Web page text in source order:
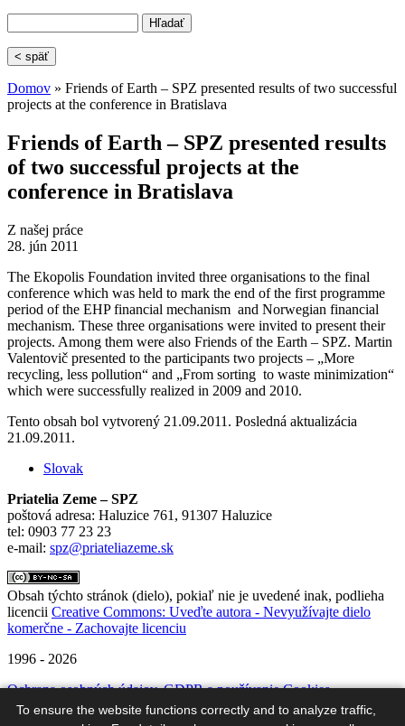
Vyhľadávanie
< späť
Nachádzate sa tu
Domov » Friends of Earth – SPZ presented results of two successful
projects at the conference in Bratislava
Friends of Earth – SPZ presented results
of two successful projects at the
conference in Bratislava
Z našej práce
28. jún 2011
The Ekopolis Foundation invited three organisations to the final
conference which was held to mark the end of the first programme
period of the EHP financial mechanism and Norwegian financial
mechanism. These three organisations were invited to present their
projects. Among them were also Friends of the Earth – SPZ. Martin
Valentovič presented to the participants two projects – „More
recycling, less pollution“ and „From sorting to waste minimization“
which were successfully realized in 2009 and 2010.
Tento obsah bol vytvorený 21.09.2011. Posledná aktualizácia
21.09.2011.
Slovak
Priatelia Zeme – SPZ
poštová adresa: Haluzice 761, 91307 Haluzice
tel: 0903 77 23 23
e-mail: spz@priateliazeme.sk
Obsah týchto stránok (dielo), pokiaľ nie je uvedené inak, podlieha
licencii Creative Commons: Uveďte autora - Nevyužívajte dielo
komerčne - Zachovajte licenciu
1996 - 2026
Ochrana osobných údajov, GDPR a používanie Cookies
To ensure the website functions correctly and to analyze traffic,